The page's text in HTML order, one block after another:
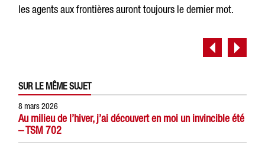
les agents aux frontières auront toujours le dernier mot.
SUR LE MÊME SUJET
8 mars 2026
Au milieu de l’hiver, j’ai découvert en moi un invincible été
– TSM 702